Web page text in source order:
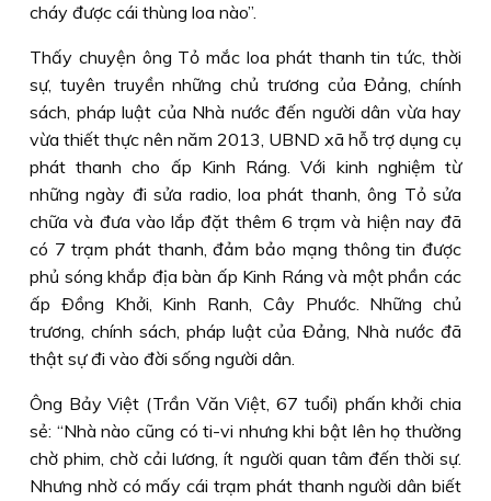
cháy được cái thùng loa nào”.
Thấy chuyện ông Tỏ mắc loa phát thanh tin tức, thời
sự, tuyên truyền những chủ trương của Ðảng, chính
sách, pháp luật của Nhà nước đến người dân vừa hay
vừa thiết thực nên năm 2013, UBND xã hỗ trợ dụng cụ
phát thanh cho ấp Kinh Ráng. Với kinh nghiệm từ
những ngày đi sửa radio, loa phát thanh, ông Tỏ sửa
chữa và đưa vào lắp đặt thêm 6 trạm và hiện nay đã
có 7 trạm phát thanh, đảm bảo mạng thông tin được
phủ sóng khắp địa bàn ấp Kinh Ráng và một phần các
ấp Ðồng Khởi, Kinh Ranh, Cây Phước. Những chủ
trương, chính sách, pháp luật của Ðảng, Nhà nước đã
thật sự đi vào đời sống người dân.
Ông Bảy Việt (Trần Văn Việt, 67 tuổi) phấn khởi chia
sẻ: “Nhà nào cũng có ti-vi nhưng khi bật lên họ thường
chờ phim, chờ cải lương, ít người quan tâm đến thời sự.
Nhưng nhờ có mấy cái trạm phát thanh người dân biết